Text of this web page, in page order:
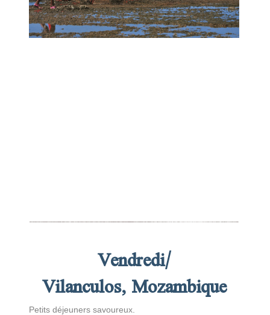
Vendredi/
Vilanculos, Mozambique
Petits déjeuners savoureux.